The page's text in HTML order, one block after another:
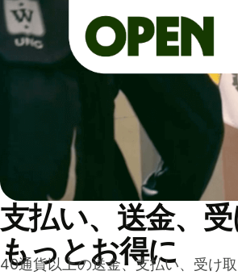
支払い、送金、
もっとお得に
40通貨以上の送金、支払い、受け